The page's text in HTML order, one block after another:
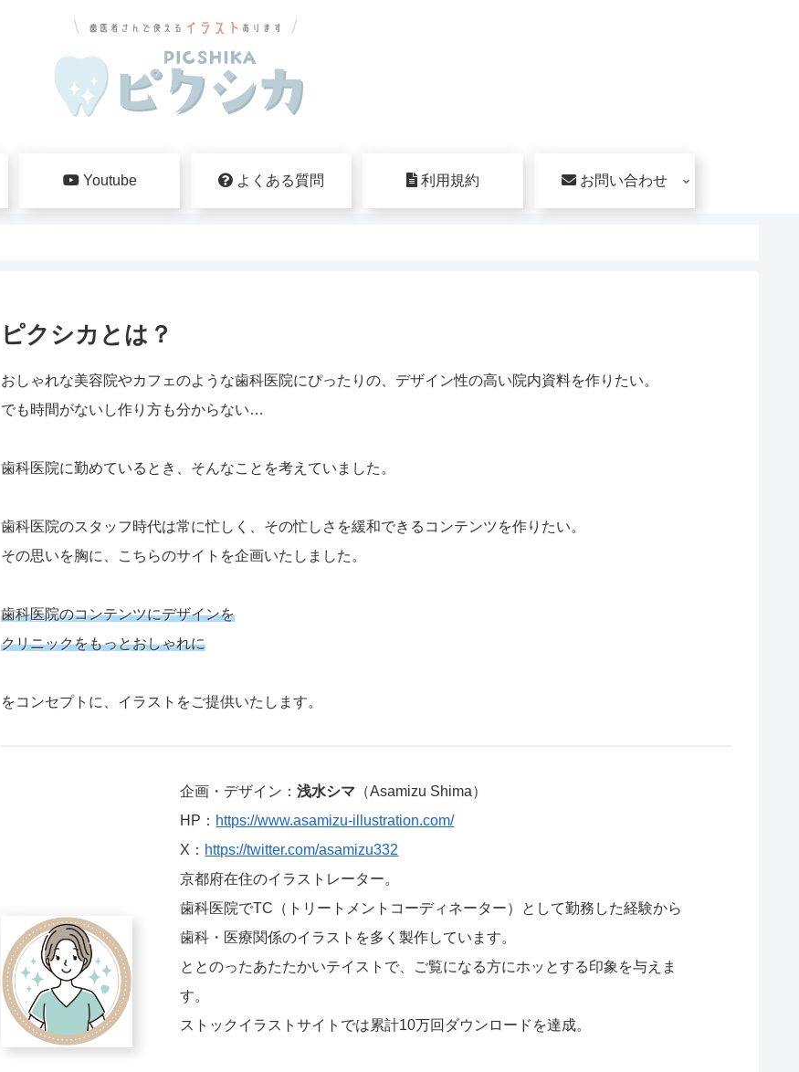
Youtube よくある質問 利用規約 お問い合わせ
ピクシカとは？
おしゃれな美容院やカフェのような歯科医院にぴったりの、デザイン性の高い院内資料を作りたい。
でも時間がないし作り方も分からない…
歯科医院に勤めているとき、そんなことを考えていました。
歯科医院のスタッフ時代は常に忙しく、その忙しさを緩和できるコンテンツを作りたい。
その思いを胸に、こちらのサイトを企画いたしました。
歯科医院のコンテンツにデザインを
クリニックをもっとおしゃれに
をコンセプトに、イラストをご提供いたします。
企画・デザイン：浅水シマ （Asamizu Shima）
HP： https://www.asamizu-illustration.com/
X： https://twitter.com/asamizu332
京都府在住のイラストレーター。
歯科医院でTC（トリートメントコーディネーター）として勤務した経験から
歯科・医療関係のイラストを多く製作しています。
ととのったあたたかいテイストで、ご覧になる方にホッとする印象を与えま
す。
ストックイラストサイトでは累計10万回ダウンロードを達成。